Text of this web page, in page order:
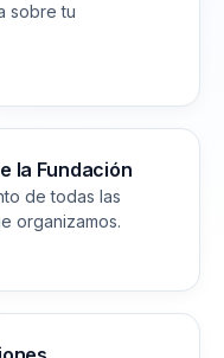
sobre tu
la Fundación
de todas las
organizamos.